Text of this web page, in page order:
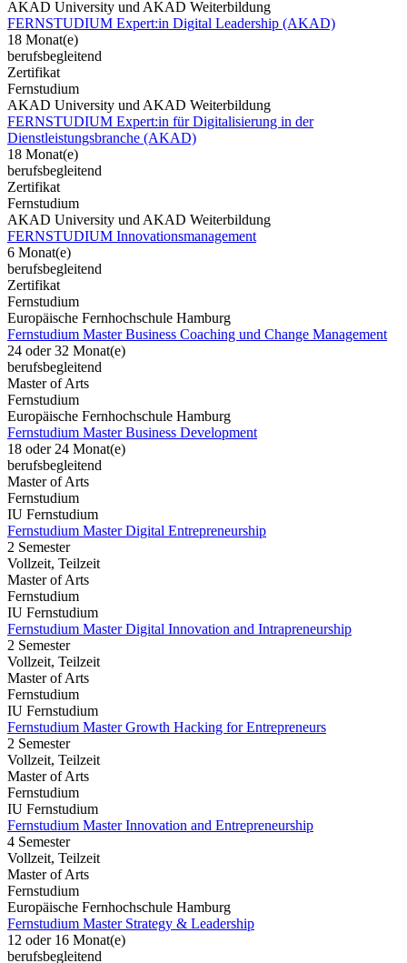
AKAD University und AKAD Weiterbildung
FERNSTUDIUM Expert:in Digital Leadership (AKAD)
18 Monat(e)
berufsbegleitend
Zertifikat
Fernstudium
AKAD University und AKAD Weiterbildung
FERNSTUDIUM Expert:in für Digitalisierung in der
Dienstleistungsbranche (AKAD)
18 Monat(e)
berufsbegleitend
Zertifikat
Fernstudium
AKAD University und AKAD Weiterbildung
FERNSTUDIUM Innovationsmanagement
6 Monat(e)
berufsbegleitend
Zertifikat
Fernstudium
Europäische Fernhochschule Hamburg
Fernstudium Master Business Coaching und Change Management
24 oder 32 Monat(e)
berufsbegleitend
Master of Arts
Fernstudium
Europäische Fernhochschule Hamburg
Fernstudium Master Business Development
18 oder 24 Monat(e)
berufsbegleitend
Master of Arts
Fernstudium
IU Fernstudium
Fernstudium Master Digital Entrepreneurship
2 Semester
Vollzeit, Teilzeit
Master of Arts
Fernstudium
IU Fernstudium
Fernstudium Master Digital Innovation and Intrapreneurship
2 Semester
Vollzeit, Teilzeit
Master of Arts
Fernstudium
IU Fernstudium
Fernstudium Master Growth Hacking for Entrepreneurs
2 Semester
Vollzeit, Teilzeit
Master of Arts
Fernstudium
IU Fernstudium
Fernstudium Master Innovation and Entrepreneurship
4 Semester
Vollzeit, Teilzeit
Master of Arts
Fernstudium
Europäische Fernhochschule Hamburg
Fernstudium Master Strategy & Leadership
12 oder 16 Monat(e)
berufsbegleitend